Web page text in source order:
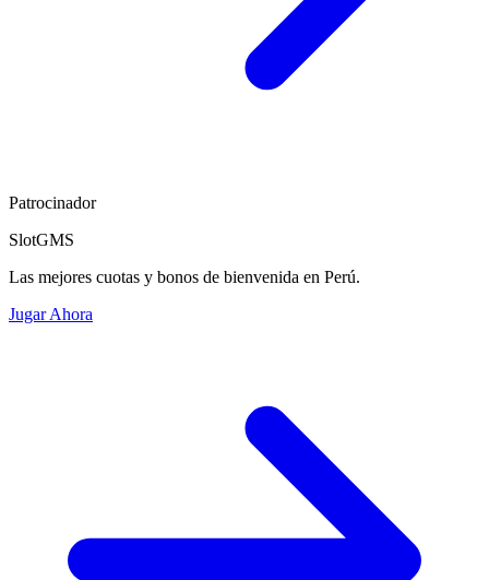
Patrocinador
SlotGMS
Las mejores cuotas y bonos de bienvenida en Perú.
Jugar Ahora